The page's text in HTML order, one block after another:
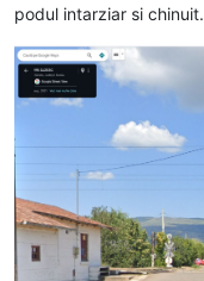
podul intarziar si chinuit.